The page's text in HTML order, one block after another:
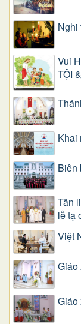
Nghi
Vui
TỘI
Khai
Biên
Tân
lễ tạ
Việt
Giáo
Giáo